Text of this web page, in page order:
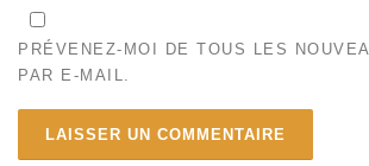
PRÉVENEZ-MOI DE TOUS LES
PAR E-MAIL.